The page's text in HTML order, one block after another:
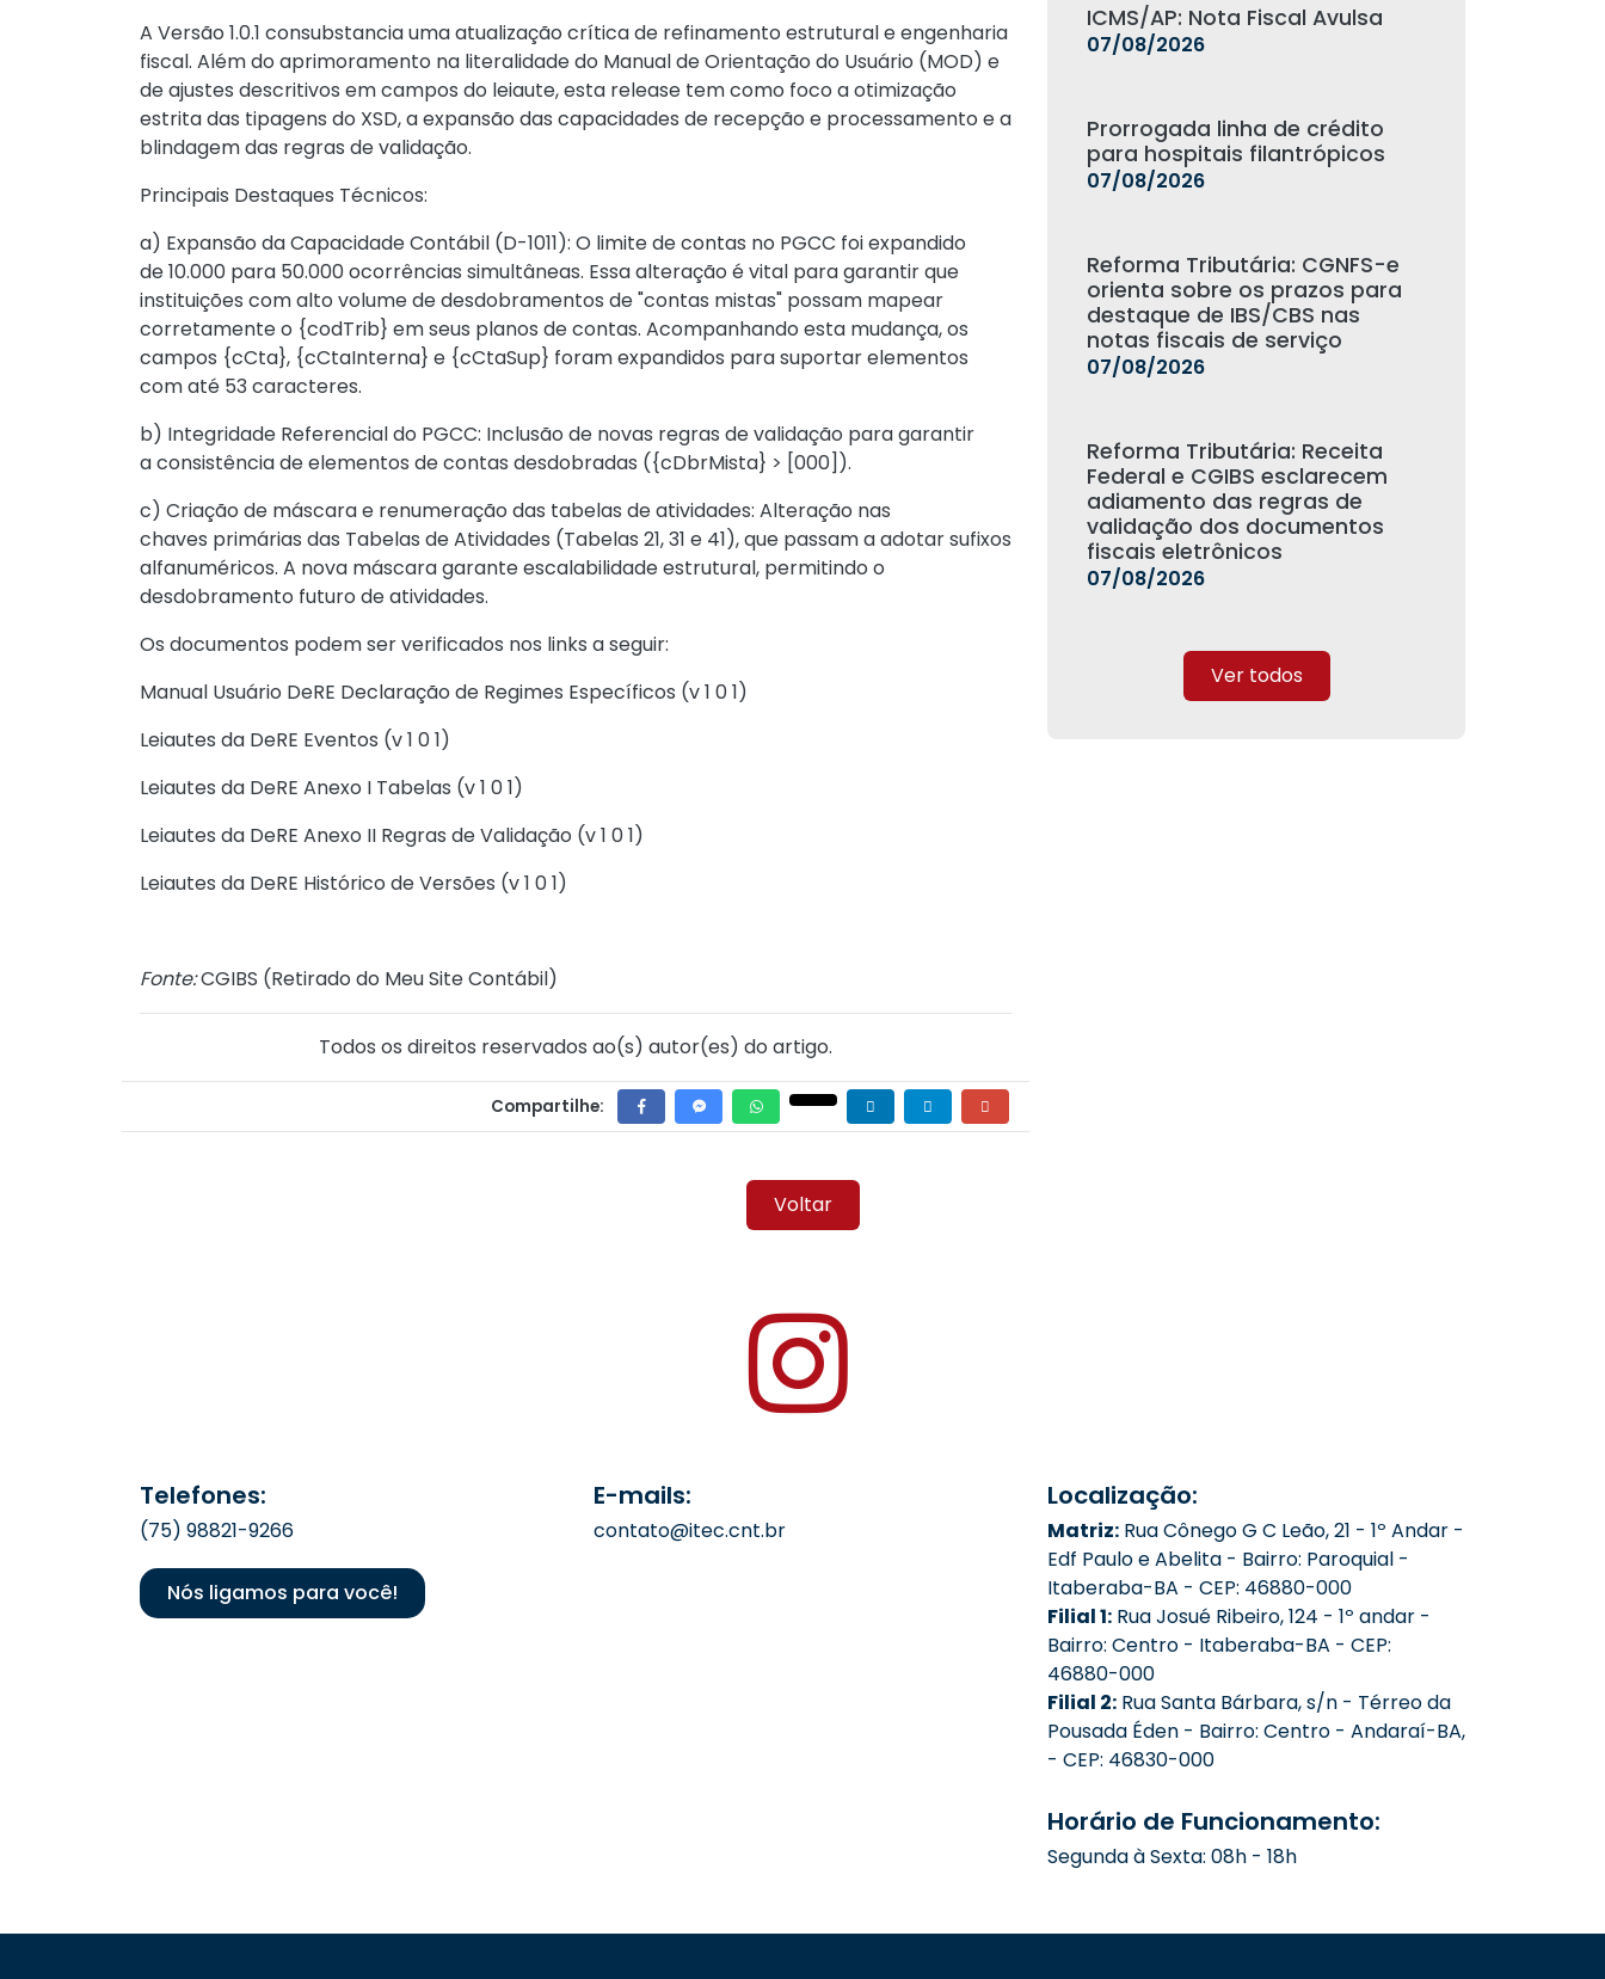
A Versão 1.0.1 consubstancia uma atualização crítica de refinamento estrutural e engenharia
fiscal. Além do aprimoramento na literalidade do Manual de Orientação do Usuário (MOD) e
de ajustes descritivos em campos do leiaute, esta release tem como foco a otimização
estrita das tipagens do XSD, a expansão das capacidades de recepção e processamento e a
blindagem das regras de validação.
Principais Destaques Técnicos:
a) Expansão da Capacidade Contábil (D-1011): O limite de contas no PGCC foi expandido
de 10.000 para 50.000 ocorrências simultâneas. Essa alteração é vital para garantir que
instituições com alto volume de desdobramentos de "contas mistas" possam mapear
corretamente o {codTrib} em seus planos de contas. Acompanhando esta mudança, os
campos {cCta}, {cCtaInterna} e {cCtaSup} foram expandidos para suportar elementos
com até 53 caracteres.
b) Integridade Referencial do PGCC: Inclusão de novas regras de validação para garantir
a consistência de elementos de contas desdobradas ({cDbrMista} > [000]).
c) Criação de máscara e renumeração das tabelas de atividades: Alteração nas
chaves primárias das Tabelas de Atividades (Tabelas 21, 31 e 41), que passam a adotar sufixos
alfanuméricos. A nova máscara garante escalabilidade estrutural, permitindo o
desdobramento futuro de atividades.
Os documentos podem ser verificados nos links a seguir:
Manual Usuário DeRE Declaração de Regimes Específicos (v 1 0 1)
Leiautes da DeRE Eventos (v 1 0 1)
Leiautes da DeRE Anexo I Tabelas (v 1 0 1)
Leiautes da DeRE Anexo II Regras de Validação (v 1 0 1)
Leiautes da DeRE Histórico de Versões (v 1 0 1)
Fonte:CGIBS (Retirado do Meu Site Contábil)
Todos os direitos reservados ao(s) autor(es) do artigo.
Compartilhe:
ICMS/AP: Nota Fiscal Avulsa
07/08/2026
Prorrogada linha de crédito
para hospitais filantrópicos
07/08/2026
Reforma Tributária: CGNFS-e
orienta sobre os prazos para
destaque de IBS/CBS nas
notas fiscais de serviço
07/08/2026
Reforma Tributária: Receita
Federal e CGIBS esclarecem
adiamento das regras de
validação dos documentos
fiscais eletrônicos
07/08/2026
Ver todos
Voltar
Telefones:
(75) 98821-9266
Nós ligamos para você!
E-mails:
contato@itec.cnt.br
Localização:
Matriz: Rua Cônego G C Leão, 21 - 1º Andar -
Edf Paulo e Abelita - Bairro: Paroquial -
Itaberaba-BA - CEP: 46880-000
Filial 1: Rua Josué Ribeiro, 124 - 1º andar -
Bairro: Centro - Itaberaba-BA - CEP:
46880-000
Filial 2: Rua Santa Bárbara, s/n - Térreo da
Pousada Éden - Bairro: Centro - Andaraí-BA,
- CEP: 46830-000
Horário de Funcionamento:
Segunda à Sexta: 08h - 18h